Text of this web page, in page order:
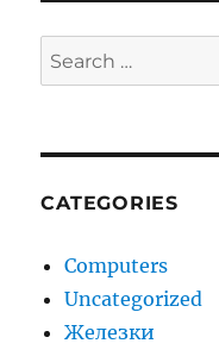
Search
for:
CATEGORIES
Computers
Uncategorized
Железки